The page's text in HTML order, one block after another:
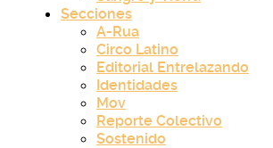
Secciones
A-Rua
Circo Latino
Editorial Entrelazando
Identidades
Mov
Reporte Colectivo
Sostenido